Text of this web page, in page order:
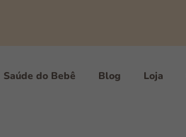
Saúde do Bebê Blog Loja